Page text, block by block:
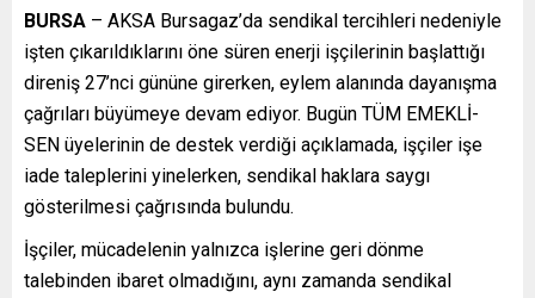
BURSA – AKSA Bursagaz’da sendikal tercihleri nedeniyle
işten çıkarıldıklarını öne süren enerji işçilerinin başlattığı
direniş 27’nci gününe girerken, eylem alanında dayanışma
çağrıları büyümeye devam ediyor. Bugün TÜM EMEKLİ-
SEN üyelerinin de destek verdiği açıklamada, işçiler işe
iade taleplerini yinelerken, sendikal haklara saygı
gösterilmesi çağrısında bulundu.
İşçiler, mücadelenin yalnızca işlerine geri dönme
talebinden ibaret olmadığını, aynı zamanda sendikal